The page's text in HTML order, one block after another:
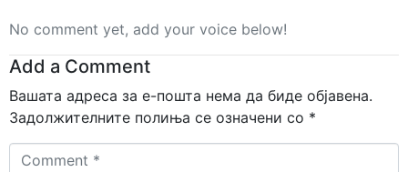
No comment yet, add your voice below!
Add a Comment
Вашата адреса за е-пошта нема да биде објавена.
Задолжителните полиња се означени со *
Comment